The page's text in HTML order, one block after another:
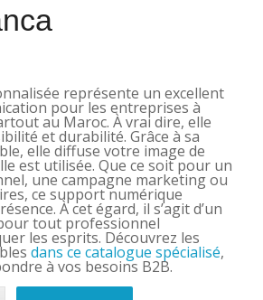
représente un excellent
pour les entreprises à
au Maroc. À vrai dire, elle
et durabilité. Grâce à sa
elle diffuse votre image de
est utilisée. Que ce soit pour un
une campagne marketing ou
ce support numérique
À cet égard, il s’agit d’un
tout professionnel
les esprits. Découvrez les
dans ce catalogue spécialisé,
à vos besoins B2B.